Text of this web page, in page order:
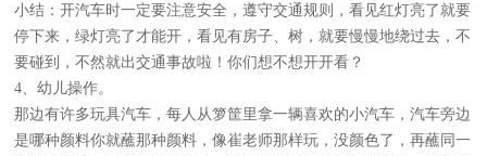
小结：开汽车时一定要注意安全，遵守交通规则，看见红灯亮了就要
停下来，绿灯亮了才能开，看见有房子、树，就要慢慢地绕过去，不
要碰到，不然就出交通事故啦！你们想不想开开看？
4、幼儿操作。
那边有许多玩具汽车，每人从箩筐里拿一辆喜欢的小汽车，汽车旁边
是哪种颜料你就蘸那种颜料，像崔老师那样玩，没颜色了，再蘸同一